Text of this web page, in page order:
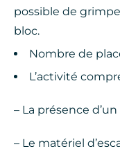
possible de
bloc.
Nombre de
L’activité
– La présence
– Le matériel